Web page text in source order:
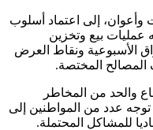
إلى اعتماد أسلوب
عمليات بيع وتخزين
الأسبوعية ونقاط العرض
المختصة.
والحد من المخاطر
توجه عدد من المواطنين إلى
للمشاكل المحتملة.